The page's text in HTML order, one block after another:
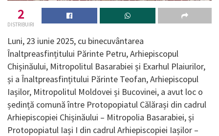
2
DISTRIBUIRI
Luni, 23 iunie 2025, cu binecuvântarea
Înaltpreasfințitului Părinte Petru, Arhiepiscopul
Chișinăului, Mitropolitul Basarabiei și Exarhul Plaiurilor,
și a Înaltpreasfințitului Părinte Teofan, Arhiepiscopul
Iașilor, Mitropolitul Moldovei și Bucovinei, a avut loc o
ședință comună între Protopopiatul Călărași din cadrul
Arhiepiscopiei Chișinăului – Mitropolia Basarabiei, și
Protopopiatul Iași I din cadrul Arhiepiscopiei Iașilor –